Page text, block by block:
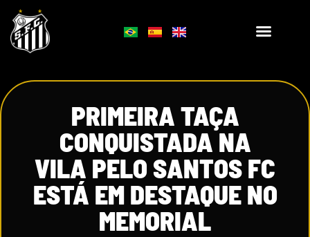
PRIMEIRA TAÇA
CONQUISTADA NA
VILA PELO SANTOS FC
ESTÁ EM DESTAQUE NO
MEMORIAL